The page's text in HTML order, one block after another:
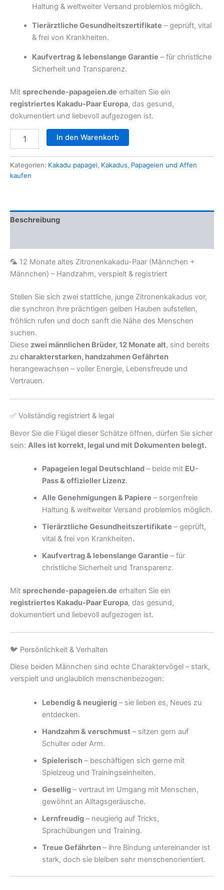
Haltung & weltweiter Versand problemlos möglich.
Tierärztliche Gesundheitszertifikate – geprüft, vital
& frei von Krankheiten.
Kaufvertrag & lebenslange Garantie – für christliche
Sicherheit und Transparenz.
Mit sprechende-papageien.de erhalten Sie ein
registriertes Kakadu-Paar Europa, das gesund,
dokumentiert und liebevoll aufgezogen ist.
altes
Zitronenkakadu-
Männchen)
Menge
In den Warenkorb
Kategorien: Kakadu papagei, Kakadus, Papageien und Affen
kaufen
Beschreibung
🦜 12 Monate altes Zitronenkakadu-Paar (Männchen +
Männchen) – Handzahm, verspielt & registriert
Stellen Sie sich zwei stattliche, junge Zitronenkakadus vor,
die synchron ihre prächtigen gelben Hauben aufstellen,
fröhlich rufen und doch sanft die Nähe des Menschen
suchen.
Diese zwei männlichen Brüder, 12 Monate alt, sind bereits
zu charakterstarken, handzahmen Gefährten
herangewachsen – voller Energie, Lebensfreude und
Vertrauen.
✅ Vollständig registriert & legal
Bevor Sie die Flügel dieser Schätze öffnen, dürfen Sie sicher
sein: Alles ist korrekt, legal und mit Dokumenten belegt.
Papageien legal Deutschland– beide mit EU-
Pass & offizieller Lizenz.
Alle Genehmigungen & Papiere – sorgenfreie
Haltung & weltweiter Versand problemlos möglich.
Tierärztliche Gesundheitszertifikate – geprüft,
vital & frei von Krankheiten.
Kaufvertrag & lebenslange Garantie – für
christliche Sicherheit und Transparenz.
Mit sprechende-papageien.de erhalten Sie ein
registriertes Kakadu-Paar Europa, das gesund,
dokumentiert und liebevoll aufgezogen ist.
🐦 Persönlichkeit & Verhalten
Diese beiden Männchen sind echte Charaktervögel – stark,
verspielt und unglaublich menschenbezogen:
Lebendig & neugierig– sie lieben es, Neues zu
entdecken.
Handzahm & verschmust – sitzen gern auf
Schulter oder Arm.
Spielerisch– beschäftigen sich gerne mit
Spielzeug und Trainingseinheiten.
Gesellig– vertraut im Umgang mit Menschen,
gewöhnt an Alltagsgeräusche.
Lernfreudig– neugierig auf Tricks,
Sprachübungen und Training.
Treue Gefährten– ihre Bindung untereinander ist
stark, doch sie bleiben sehr menschenorientiert.